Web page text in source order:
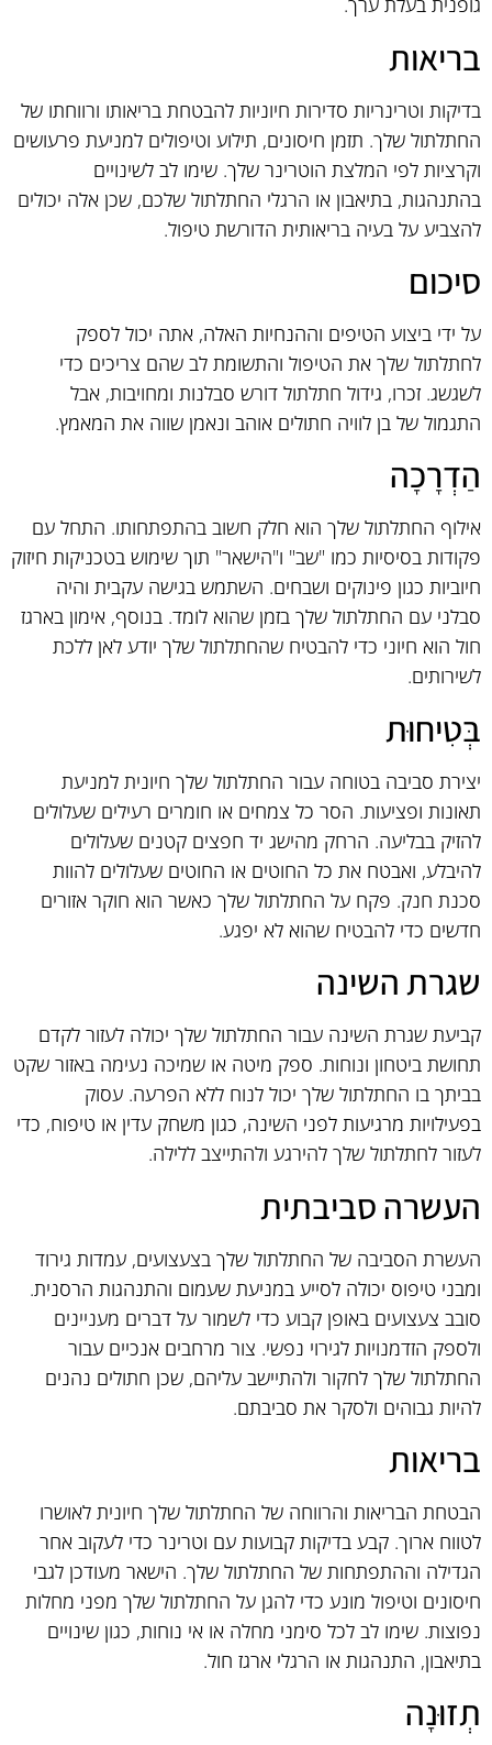
בריאות
בדיקות וטרינריות סדירות חיוניות להבטחת בריאותו ורווחתו של
החתלתול שלך. תזמן חיסונים, תילוע וטיפולים למניעת פרעושים
וקרציות לפי המלצת הוטרינר שלך. שימו לב לשינויים
בהתנהגות, בתיאבון או הרגלי החתלתול שלכם, שכן אלה יכולים
להצביע על בעיה בריאותית הדורשת טיפול.
סיכום
על ידי ביצוע הטיפים וההנחיות האלה, אתה יכול לספק
לחתלתול שלך את הטיפול והתשומת לב שהם צריכים כדי
לשגשג. זכרו, גידול חתלתול דורש סבלנות ומחויבות, אבל
התגמול של בן לוויה חתולים אוהב ונאמן שווה את המאמץ.
הַדְרָכָה
אילוף החתלתול שלך הוא חלק חשוב בהתפתחותו. התחל עם
פקודות בסיסיות כמו "שב" ו"הישאר" תוך שימוש בטכניקות חיזוק
חיוביות כגון פינוקים ושבחים. השתמש בגישה עקבית והיה
סבלני עם החתלתול שלך בזמן שהוא לומד. בנוסף, אימון בארגז
חול הוא חיוני כדי להבטיח שהחתלתול שלך יודע לאן ללכת
לשירותים.
בְּטִיחוּת
יצירת סביבה בטוחה עבור החתלתול שלך חיונית למניעת
תאונות ופציעות. הסר כל צמחים או חומרים רעילים שעלולים
להזיק בבליעה. הרחק מהישג יד חפצים קטנים שעלולים
להיבלע, ואבטח את כל החוטים או החוטים שעלולים להוות
סכנת חנק. פקח על החתלתול שלך כאשר הוא חוקר אזורים
חדשים כדי להבטיח שהוא לא יפגע.
שגרת השינה
קביעת שגרת השינה עבור החתלתול שלך יכולה לעזור לקדם
תחושת ביטחון ונוחות. ספק מיטה או שמיכה נעימה באזור שקט
בביתך בו החתלתול שלך יכול לנוח ללא הפרעה. עסוק
בפעילויות מרגיעות לפני השינה, כגון משחק עדין או טיפוח, כדי
לעזור לחתלתול שלך להירגע ולהתייצב ללילה.
העשרה סביבתית
העשרת הסביבה של החתלתול שלך בצעצועים, עמדות גירוד
ומבני טיפוס יכולה לסייע במניעת שעמום והתנהגות הרסנית.
סובב צעצועים באופן קבוע כדי לשמור על דברים מעניינים
ולספק הזדמנויות לגירוי נפשי. צור מרחבים אנכיים עבור
החתלתול שלך לחקור ולהתיישב עליהם, שכן חתולים נהנים
להיות גבוהים ולסקר את סביבתם.
בריאות
הבטחת הבריאות והרווחה של החתלתול שלך חיונית לאושרו
לטווח ארוך. קבע בדיקות קבועות עם וטרינר כדי לעקוב אחר
הגדילה וההתפתחות של החתלתול שלך. הישאר מעודכן לגבי
חיסונים וטיפול מונע כדי להגן על החתלתול שלך מפני מחלות
נפוצות. שימו לב לכל סימני מחלה או אי נוחות, כגון שינויים
בתיאבון, התנהגות או הרגלי ארגז חול.
תְזוּנָה